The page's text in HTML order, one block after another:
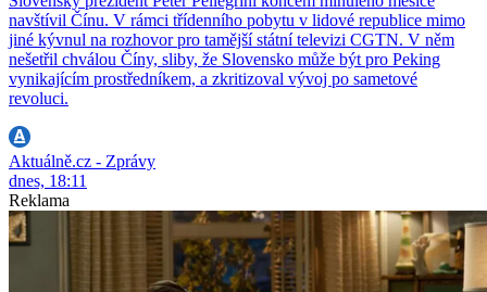
navštívil Čínu. V rámci třídenního pobytu v lidové republice mimo
jiné kývnul na rozhovor pro tamější státní televizi CGTN. V něm
nešetřil chválou Číny, sliby, že Slovensko může být pro Peking
vynikajícím prostředníkem, a zkritizoval vývoj po sametové
revoluci.
Aktuálně.cz - Zprávy
dnes, 18:11
Reklama